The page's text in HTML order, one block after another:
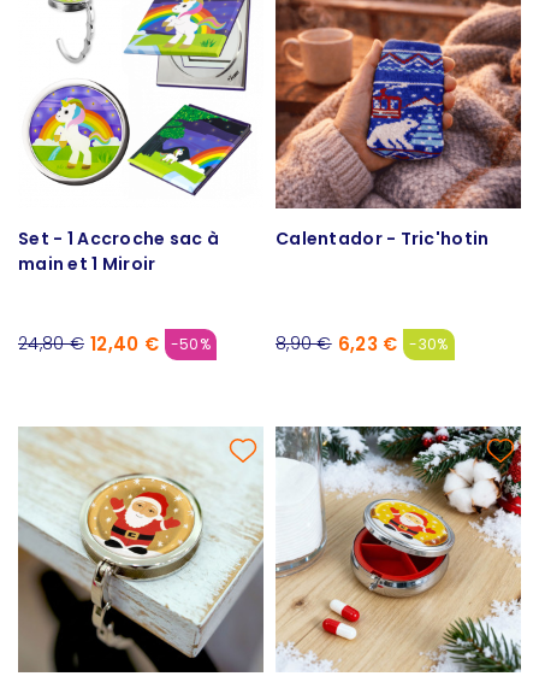
Set - 1 Accroche sac à
main et 1 Miroir
24,80 € 12,40 € -50%
Calentador - Tric'hotin
8,90 € 6,23 € -30%